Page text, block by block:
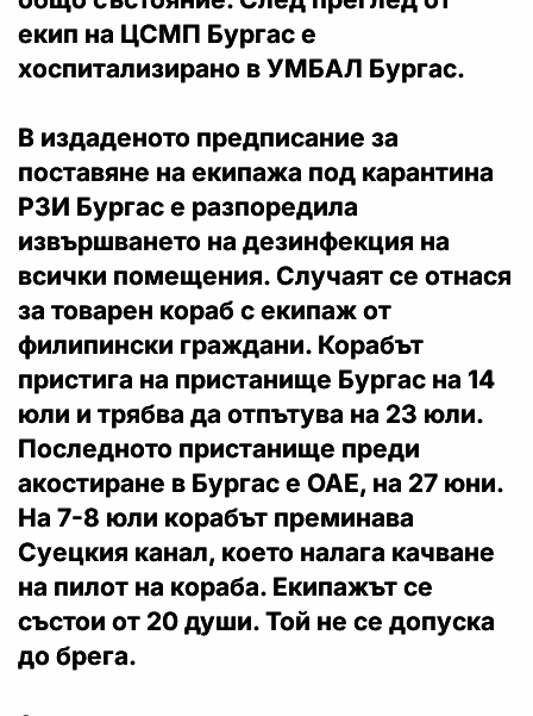
екип на ЦСМП Бургас е
хоспитализирано в УМБАЛ Бургас.
В издаденото предписание за
поставяне на екипажа под карантина
РЗИ Бургас е разпоредила
извършването на дезинфекция на
всички помещения. Случаят се отнася
за товарен кораб с екипаж от
филипински граждани. Корабът
пристига на пристанище Бургас на 14
юли и трябва да отпътува на 23 юли.
Последното пристанище преди
акостиране в Бургас е ОАЕ, на 27 юни.
На 7-8 юли корабът преминава
Суецкия канал, което налага качване
на пилот на кораба. Екипажът се
състои от 20 души. Той не се допуска
до брега.